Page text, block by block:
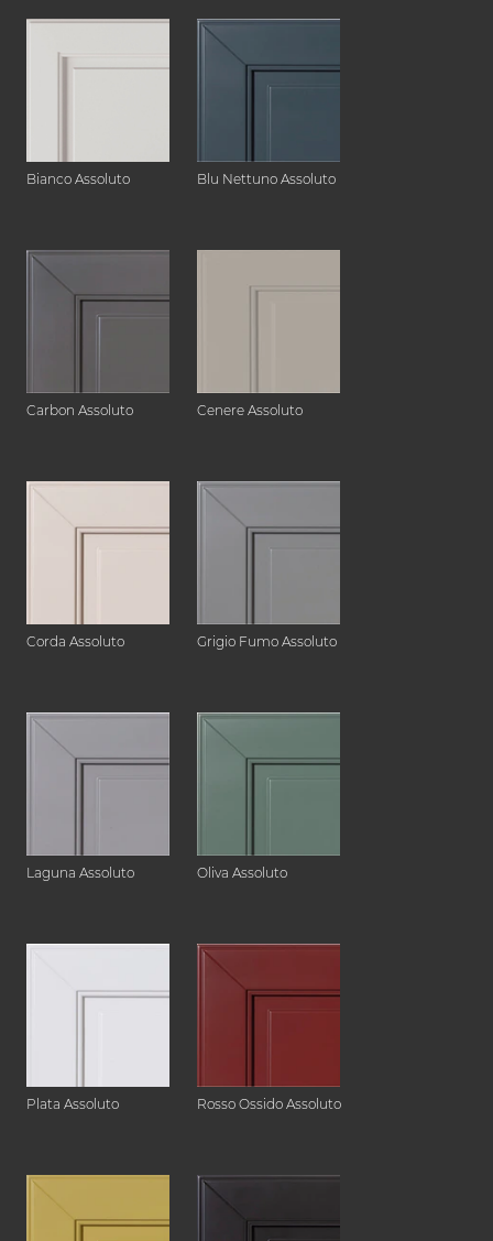
Bianco Assoluto Blu Nettuno Assoluto
Carbon Assoluto Cenere Assoluto
Corda Assoluto Grigio Fumo Assoluto
Laguna Assoluto Oliva Assoluto
Plata Assoluto Rosso Ossido Assoluto